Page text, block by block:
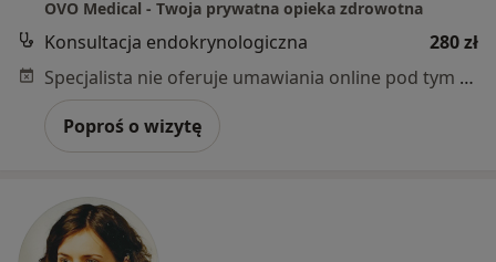
OVO Medical - Twoja prywatna opieka zdrowotna
Konsultacja endokrynologiczna
280 zł
Specjalista nie oferuje umawiania online pod tym adresem.
Poproś o wizytę